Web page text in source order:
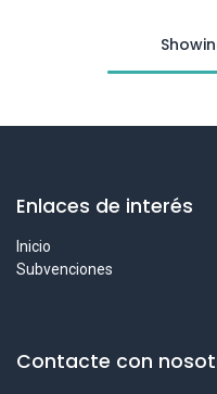
Enlaces de interés
Inicio
Subvenciones
Contacte con